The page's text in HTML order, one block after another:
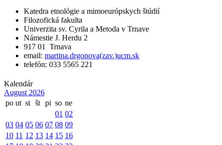
Katedra etnológie a mimoeurópskych štúdií
Filozofická fakulta
Univerzita sv. Cyrila a Metoda v Trnave
Námestie J. Herdu 2
917 01 Trnava
email: martina.drgonova(zav.)ucm.sk
telefón: 033 5565 221
Kalendár
August 2026
po ut st št pi so ne
01 02
03 04 05 06 07 08 09
10 11 12 13 14 15 16